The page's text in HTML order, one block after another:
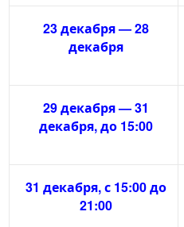
23 декабря — 28
декабря
29 декабря — 31
декабря, до 15:00
31 декабря, с 15:00 до
21:00